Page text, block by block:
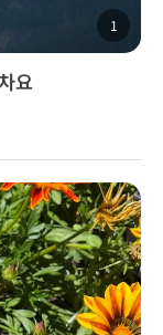
1
요